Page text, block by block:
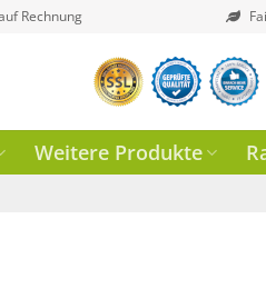
Rechnung
Weitere Produkte